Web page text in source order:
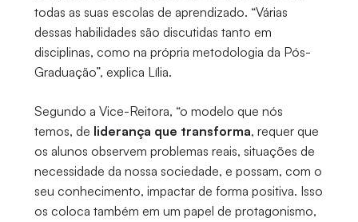
todas as suas escolas de aprendizado. “Várias
dessas habilidades são discutidas tanto em
disciplinas, como na própria metodologia da Pós-
Graduação”, explica Lília.
Segundo a Vice-Reitora, “o modelo que nós
temos, de liderança que transforma, requer que
os alunos observem problemas reais, situações de
necessidade da nossa sociedade, e possam, com o
seu conhecimento, impactar de forma positiva. Isso
os coloca também em um papel de protagonismo,